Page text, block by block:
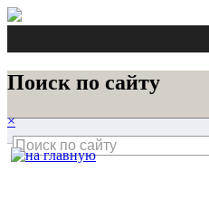
Поиск по сайту
×